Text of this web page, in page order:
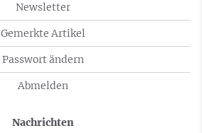
Newsletter
Gemerkte Artikel
Passwort ändern
Abmelden
Nachrichten